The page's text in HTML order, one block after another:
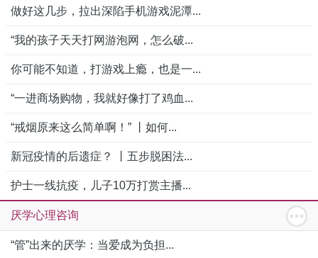
做好这几步，拉出深陷手机游戏泥潭...
“我的孩子天天打网游泡网，怎么破...
你可能不知道，打游戏上瘾，也是一...
“一进商场购物，我就好像打了鸡血...
“戒烟原来这么简单啊！” 丨如何...
新冠疫情的后遗症？ 丨五步脱困法...
护士一线抗疫，儿子10万打赏主播...
厌学心理咨询
“管”出来的厌学：当爱成为负担...